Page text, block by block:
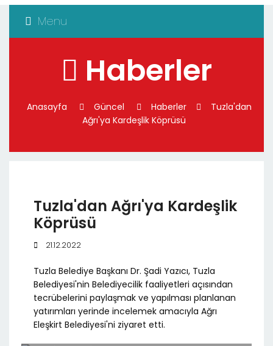
Menu
Haberler
Anasayfa Güncel Haberler
Tuzla'dan
Ağrı'ya Kardeşlik Köprüsü
Tuzla'dan Ağrı'ya Kardeşlik
Köprüsü
21.12.2022
Tuzla Belediye Başkanı Dr. Şadi Yazıcı, Tuzla
Belediyesi'nin Belediyecilik faaliyetleri açısından
tecrübelerini paylaşmak ve yapılması planlanan
yatırımları yerinde incelemek amacıyla Ağrı
Eleşkirt Belediyesi'ni ziyaret etti.